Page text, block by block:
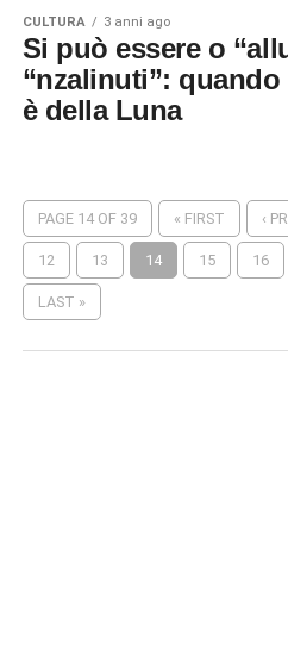
CULTURA 3 anni ago
Si può essere o
“nzalinuti”:
è della Luna
PAGE 14 OF 39 « FIRST ‹
12 13 14 15 16
LAST »